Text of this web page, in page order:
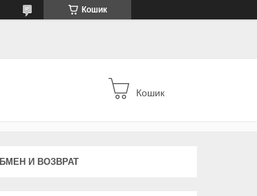
Кошик
Кошик
И ВОЗВРАТ